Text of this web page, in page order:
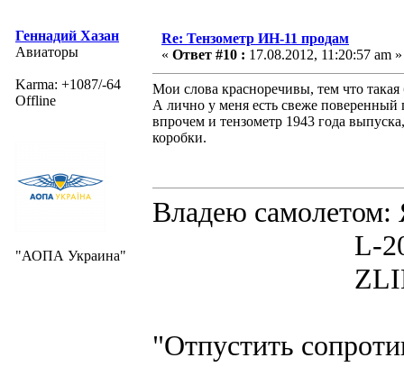
Геннадий Хазан
Авиаторы
Karma: +1087/-64
Offline
"АОПА Украина"
Re: Тензометр ИН-11 продам
« Ответ #10 : 17.08.2012, 11:20:57 am »
Мои слова красноречивы, тем что такая
А лично у меня есть свеже поверенный
впрочем и тензометр 1943 года
коробки.
Владею
L-200D
ZLIN 526
"Отпустить